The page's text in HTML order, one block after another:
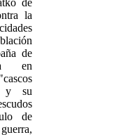
de
la
de
en
y su
de